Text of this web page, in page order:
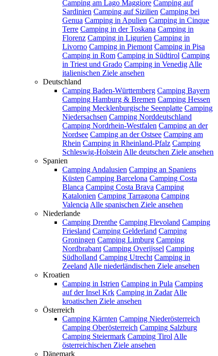
Camping am Lago Maggiore Camping auf
Sardinien Camping auf Sizilien Camping bei
Genua Camping in Apulien Camping in Cinque
Terre Camping in der Toskana Camping in
Florenz Camping in Ligurien Camping in
Livorno Camping in Piemont Camping in Pisa
Camping in Rom Camping in Südtirol Camping
in Triest und Grado Camping in Venedig Alle
italienischen Ziele ansehen
Deutschland
Camping Baden-Württemberg Camping Bayern
Camping Hamburg & Bremen Camping Hessen
Camping Mecklenburgische Seenplatte Camping
Niedersachsen Camping Norddeutschland
Camping Nordrhein-Westfalen Camping an der
Nordsee Camping an der Ostsee Camping am
Rhein Camping in Rheinland-Pfalz Camping
Schleswig-Holstein Alle deutschen Ziele ansehen
Spanien
Camping Andalusien Camping an Spaniens
Küsten Camping Barcelona Camping Costa
Blanca Camping Costa Brava Camping
Katalonien Camping Tarragona Camping
Valencia Alle spanischen Ziele ansehen
Niederlande
Camping Drenthe Camping Flevoland Camping
Friesland Camping Gelderland Camping
Groningen Camping Limburg Camping
Nordbrabant Camping Overijssel Camping
Südholland Camping Utrecht Camping in
Zeeland Alle niederländischen Ziele ansehen
Kroatien
Camping in Istrien Camping in Pula Camping
auf der Insel Krk Camping in Zadar Alle
kroatischen Ziele ansehen
Österreich
Camping Kärnten Camping Niederösterreich
Camping Oberösterreich Camping Salzburg
Camping Steiermark Camping Tirol Alle
österreichischen Ziele ansehen
Dänemark